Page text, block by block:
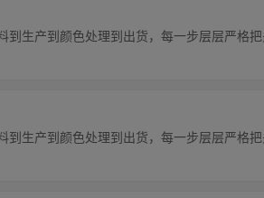
到生产到颜色处理到出货，每一步层层严格
到生产到颜色处理到出货，每一步层层严格